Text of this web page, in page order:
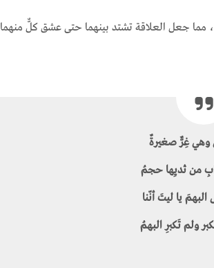
مما جعل العلاقة تشتد بينهما حتى عشق كلٌّ منهما
وهي غِرٌّ صغيرةٌ
من ثديِها حجمُ
يا ليتَ أنّنا
ولم تَكبرِ البهمُ